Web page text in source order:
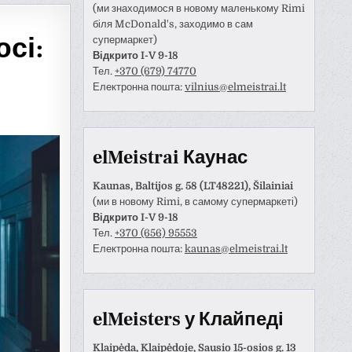
Anastazija Lukoševičienė
prieš 3 metų
paliko tik
Mandagus bendravimas ir
greitai bei kokybiškai
atliktas darbas.
(ми знаходимося в новому маленькому Rimi
біля McDonald's, заходимо в сам
супермаркет)
Відкрито I-V 9-18
Тел. +370 (679) 74770
Електронна пошта: vilnius@elmeistrai.lt
elMeistrai Каунас
Kaunas, Baltijos g. 58 (LT48221), Šilainiai
(ми в новому Rimi, в самому супермаркеті)
Відкрито I-V 9-18
Тел. +370 (656) 95553
Електронна пошта: kaunas@elmeistrai.lt
elMeisters у Клайпеді
Klaipėda, Klaipėdoje, Sausio 15-osios g. 13